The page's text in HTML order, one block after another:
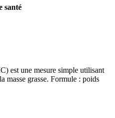
santé
est une mesure simple utilisant
masse grasse. Formule : poids